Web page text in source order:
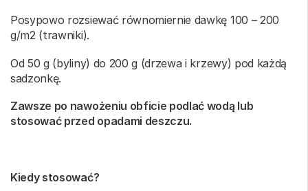
Posypowo rozsiewać równomiernie dawkę 100 – 200
g/m2 (trawniki).
Od 50 g (byliny) do 200 g (drzewa i krzewy) pod każdą
sadzonkę.
Zawsze po nawożeniu obficie podlać wodą lub
stosować przed opadami deszczu.
Kiedy stosować?